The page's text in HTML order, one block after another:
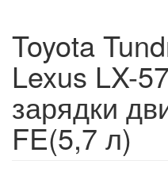
Toyota
Lexus LX-
зарядки
FE(5,7 л)